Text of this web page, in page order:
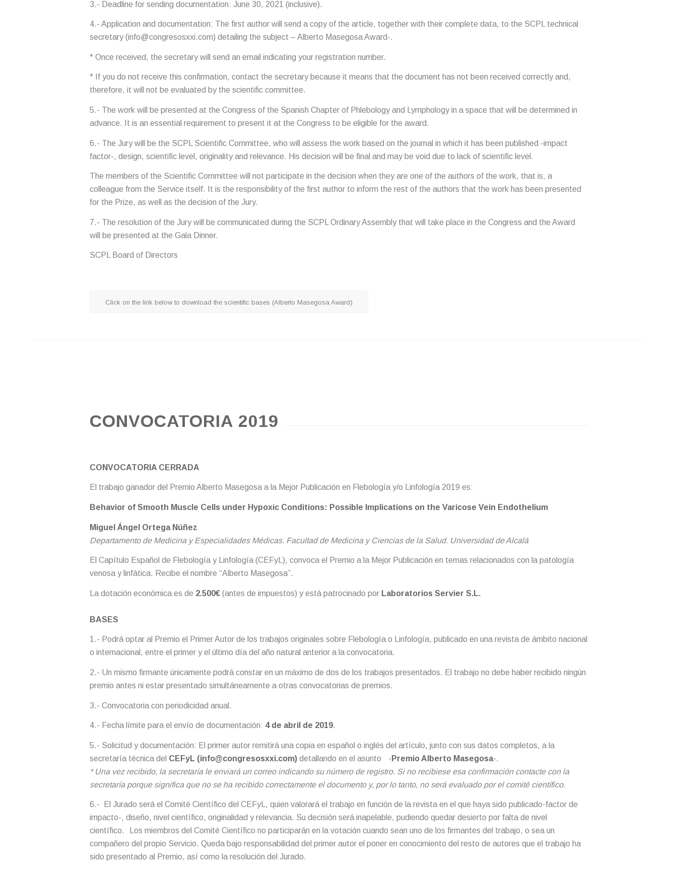
3.- Deadline for sending documentation: June 30, 2021 (inclusive).
4.- Application and documentation: The first author will send a copy of the article, together with their complete data, to the SCPL technical
secretary (info@congresosxxi.com) detailing the subject – Alberto Masegosa Award-.
* Once received, the secretary will send an email indicating your registration number.
* If you do not receive this confirmation, contact the secretary because it means that the document has not been received correctly and,
therefore, it will not be evaluated by the scientific committee.
5.- The work will be presented at the Congress of the Spanish Chapter of Phlebology and Lymphology in a space that will be determined in
advance. It is an essential requirement to present it at the Congress to be eligible for the award.
6.- The Jury will be the SCPL Scientific Committee, who will assess the work based on the journal in which it has been published -impact
factor-, design, scientific level, originality and relevance. His decision will be final and may be void due to lack of scientific level.
The members of the Scientific Committee will not participate in the decision when they are one of the authors of the work, that is, a
colleague from the Service itself. It is the responsibility of the first author to inform the rest of the authors that the work has been presented
for the Prize, as well as the decision of the Jury.
7.- The resolution of the Jury will be communicated during the SCPL Ordinary Assembly that will take place in the Congress and the Award
will be presented at the Gala Dinner.
SCPL Board of Directors
Click on the link below to download the scientific bases (Alberto Masegosa Award)
CONVOCATORIA 2019
CONVOCATORIA CERRADA
El trabajo ganador del Premio Alberto Masegosa a la Mejor Publicación en Flebología y/o Linfología 2019 es:
Behavior of Smooth Muscle Cells under Hypoxic Conditions: Possible Implications on the Varicose Vein Endothelium
Miguel Ángel Ortega Núñez
Departamento de Medicina y Especialidades Médicas. Facultad de Medicina y Ciencias de la Salud. Universidad de Alcalá
El Capítulo Español de Flebología y Linfología (CEFyL), convoca el Premio a la Mejor Publicación en temas relacionados con la patología
venosa y linfática. Recibe el nombre “Alberto Masegosa”.
La dotación económica es de 2.500€(antes de impuestos) y está patrocinado por Laboratorios Servier S.L.
BASES
1.- Podrá optar al Premio el Primer Autor de los trabajos originales sobre Flebología o Linfología, publicado en una revista de ámbito nacional
o internacional, entre el primer y el último día del año natural anterior a la convocatoria.
2.- Un mismo firmante únicamente podrá constar en un máximo de dos de los trabajos presentados. El trabajo no debe haber recibido ningún
premio antes ni estar presentado simultáneamente a otras convocatorias de premios.
3.- Convocatoria con periodicidad anual.
4.- Fecha límite para el envío de documentación: 4 de abril de 2019.
5.- Solicitud y documentación: El primer autor remitirá una copia en español o inglés del artículo, junto con sus datos completos, a la
secretaría técnica del CEFyL (info@congresosxxi.com)detallando en el asunto - Premio Alberto Masegosa-.
* Una vez recibido, la secretaría le enviará un correo indicando su número de registro. Si no recibiese esa confirmación contacte con la
secretaría porque significa que no se ha recibido correctamente el documento y, por lo tanto, no será evaluado por el comité científico.
6.- El Jurado será el Comité Científico del CEFyL, quien valorará el trabajo en función de la revista en el que haya sido publicado-factor de
impacto-, diseño, nivel científico, originalidad y relevancia. Su decisión será inapelable, pudiendo quedar desierto por falta de nivel
científico. Los miembros del Comité Científico no participarán en la votación cuando sean uno de los firmantes del trabajo, o sea un
compañero del propio Servicio. Queda bajo responsabilidad del primer autor el poner en conocimiento del resto de autores que el trabajo ha
sido presentado al Premio, así como la resolución del Jurado.